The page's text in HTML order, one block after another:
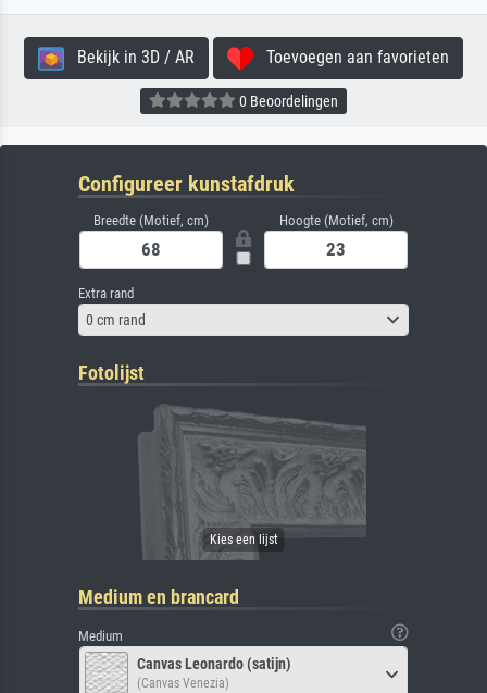
Bekijk in 3D / AR Toevoegen aan favorieten
0 Beoordelingen
Configureer kunstafdruk
Breedte (Motief, cm) Hoogte (Motief, cm)
Extra rand
0 cm rand
Fotolijst
Medium en brancard
Medium
Canvas Leonardo (satijn)
(Canvas Venezia)